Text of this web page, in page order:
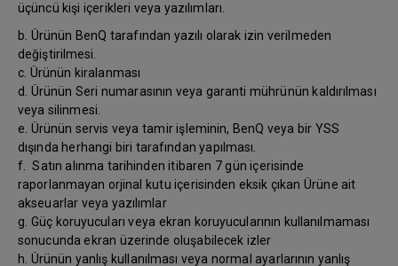
üçüncü kişi içerikleri veya yazılımları.
b. Ürünün BenQ tarafından yazılı olarak izin verilmeden
değiştirilmesi.
c. Ürünün kiralanması
d. Ürünün Seri numarasının veya garanti mührünün kaldırılması
veya silinmesi.
e. Ürünün servis veya tamir işleminin, BenQ veya bir YSS
dışında herhangi biri tarafından yapılması.
f. Satın alınma tarihinden itibaren 7 gün içerisinde
raporlanmayan orjinal kutu içerisinden eksik çıkan Ürüne ait
akseuarlar veya yazılımlar
g. Güç koruyucuları veya ekran koruyucularının kullanılmaması
sonucunda ekran üzerinde oluşabilecek izler
h. Ürünün yanlış kullanılması veya normal ayarlarının yanlış